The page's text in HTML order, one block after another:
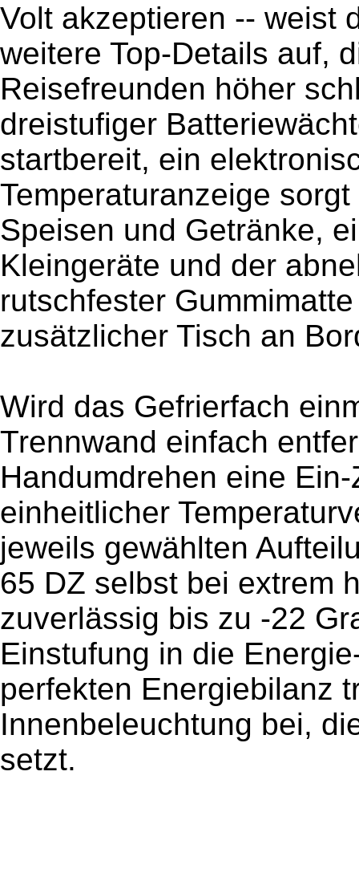
Volt akzeptieren -- weist
weitere Top-Details auf,
Reisefreunden höher
dreistufiger
startbereit, ein
Temperaturanzeige
Speisen und Getränke,
Kleingeräte und der
rutschfester
zusätzlicher Tisch an
Wird das Gefrierfach
Trennwand einfach
Handumdrehen eine
einheitlicher
jeweils gewählten
65 DZ selbst bei extrem
zuverlässig bis zu -22
Einstufung in die
perfekten Energiebilanz
Innenbeleuchtung bei,
setzt.